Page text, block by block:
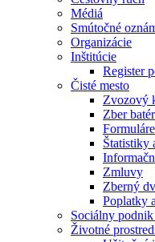
Médiá
Smútočné
Organizácie
Inštitúcie
Register
Čisté mesto
Zvozový
Zber
Štatistiky
Zmluvy
Zberný
Poplatky
Sociálny podnik
Životné